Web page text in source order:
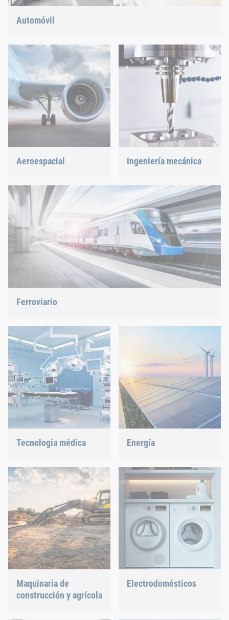
Automóvil
Tenemos la respuesta correcta para las tendencias actuales.
Aeroespacial
máxima seguridad con el
mínimo peso: Ofrecemos la
solución idónea.
Ingeniería mecánica
innovador con nuestras
innovadoras soluciones de
unión.
Ferroviario
remaches ciegos, clinchado o gestión de piezas C.
Tecnología médica
unión personalizadas para
tecnologías muy delicadas.
Energía
fijación y montaje,
hacemos nuestra parte
para dar forma al futuro
energético.
Maquinaria de
construcción y agrícola
Electrodomésticos